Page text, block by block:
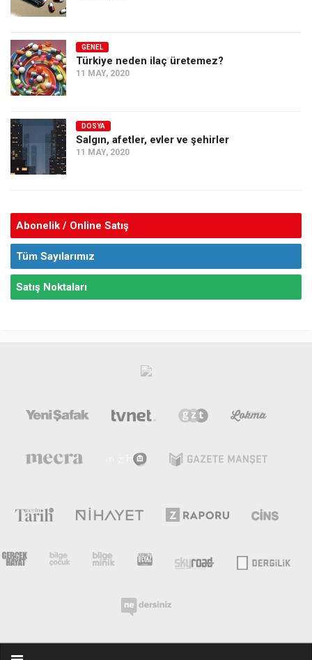
GENEL
Türkiye neden ilaç üretemez?
11 MAY, 2020
DOSYA
Salgın, afetler, evler ve şehirler
11 MAY, 2020
Abonelik / Online Satış
Tüm Sayılarımız
Satış Noktaları